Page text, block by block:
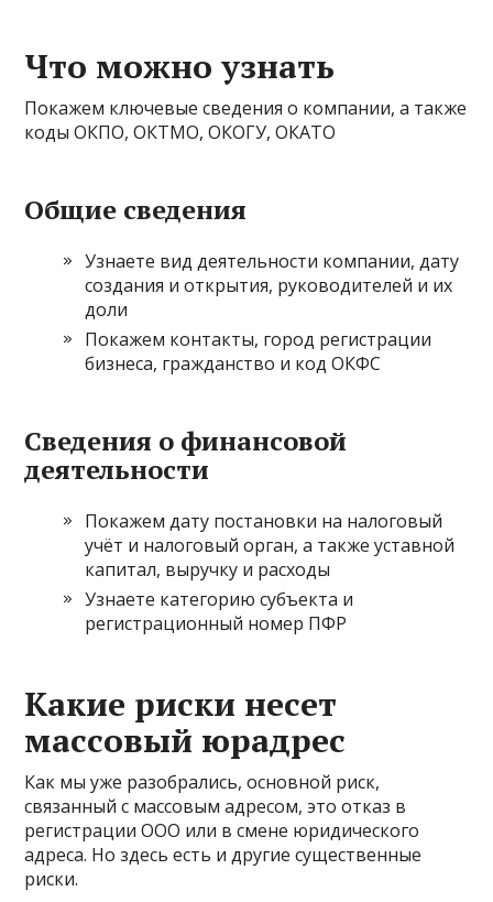
Что можно узнать
Покажем ключевые сведения о компании, а также
коды ОКПО, ОКТМО, ОКОГУ, ОКАТО
Общие сведения
Узнаете вид деятельности компании, дату
создания и открытия, руководителей и их
доли
Покажем контакты, город регистрации
бизнеса, гражданство и код ОКФС
Сведения о финансовой
деятельности
Покажем дату постановки на налоговый
учёт и налоговый орган, а также уставной
капитал, выручку и расходы
Узнаете категорию субъекта и
регистрационный номер ПФР
Какие риски несет
массовый юрадрес
Как мы уже разобрались, основной риск,
связанный с массовым адресом, это отказ в
регистрации ООО или в смене юридического
адреса. Но здесь есть и другие существенные
риски.